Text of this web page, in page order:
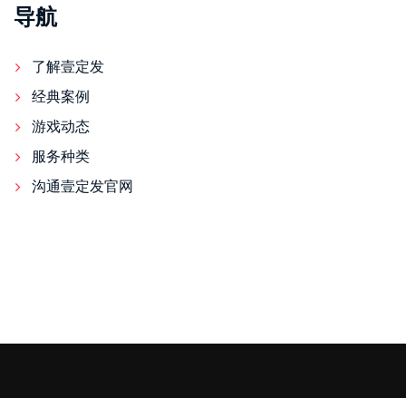
导航
了解壹定发
经典案例
游戏动态
服务种类
沟通壹定发官网